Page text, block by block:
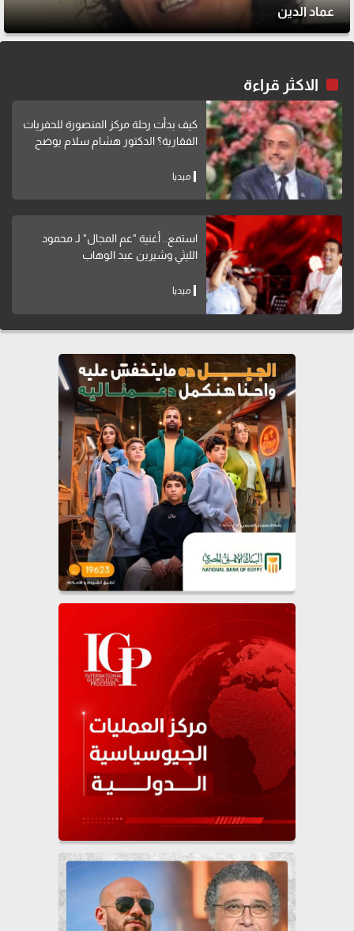
عماد الدين
الاكثر قراءة
كيف بدأت رحلة مركز المنصورة للحفريات
الفقارية؟ الدكتور هشام سلام يوضح
ميديا
استمع.. أغنية "عم المجال" لـ محمود
الليثي وشيرين عبد الوهاب
ميديا